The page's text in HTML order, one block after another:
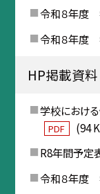
令和８年度
令和８年度
HP掲載資料
学校におけ
PDF
(94
R8年間予定表
令和８年度